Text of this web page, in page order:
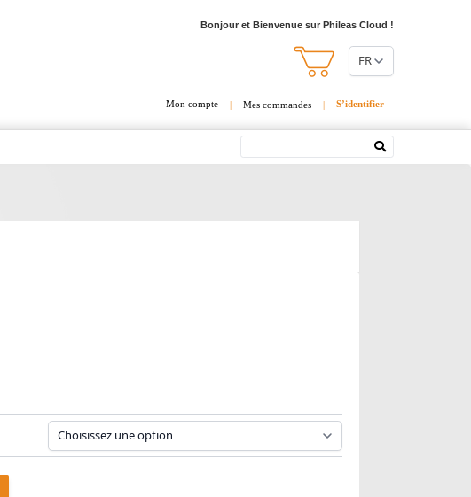
Bonjour et Bienvenue sur Phileas Cloud !
FR
Mon compte | Mes commandes | S’identifier